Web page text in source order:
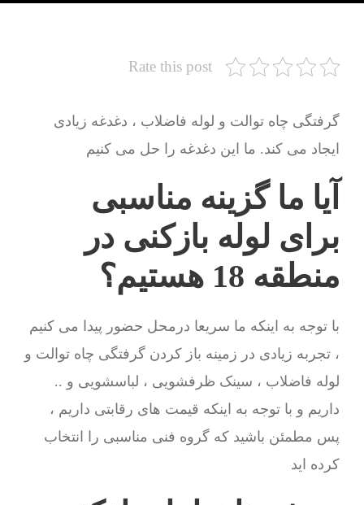
Rate this post
گرفتگی چاه توالت و لوله فاضلاب ، دغدغه زیادی
ایجاد می کند. ما این دغدغه را حل می کنیم
آیا ما گزینه مناسبی
برای لوله بازکنی در
منطقه 18 هستیم؟
با توجه به اینکه ما سریعا درمحل حضور پیدا می کنیم
، تجربه زیادی در زمینه باز کردن گرفتگی چاه توالت و
لوله فاضلاب ، سینک ظرفشویی ، لباسشویی و ..
داریم و با توجه به اینکه قیمت های رقابتی داریم ،
پس مطمئن باشید که گروه فنی مناسبی را انتخاب
کرده اید